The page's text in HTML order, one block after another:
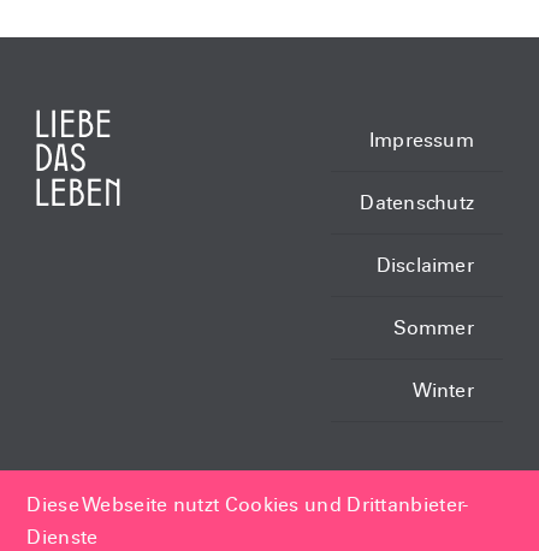
Impressum
Datenschutz
Disclaimer
Sommer
Winter
Veranstalter: SGOB GbR,
Diese Webseite nutzt Cookies und Drittanbieter-
Dienste